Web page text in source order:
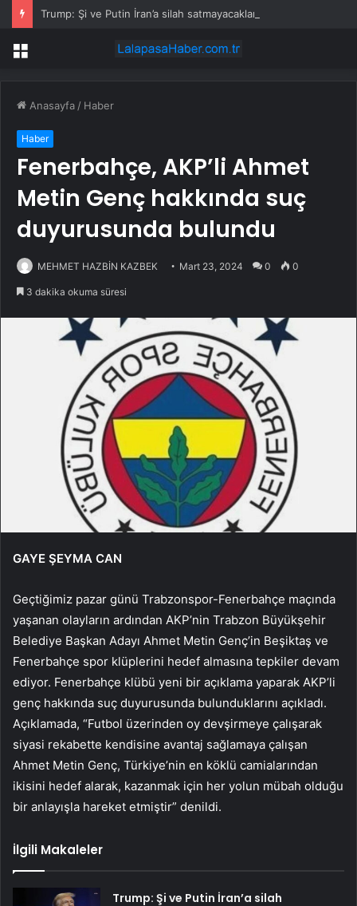
Trump: Şi ve Putin İran’a silah satmayacaklarını söyledi
Menü
Anasayfa / Haber
Haber
Fenerbahçe, AKP’li Ahmet
Metin Genç hakkında suç
duyurusunda bulundu
MEHMET HAZBİN KAZBEK Mart 23, 2024 0 0
3 dakika okuma süresi
GAYE ŞEYMA CAN
Geçtiğimiz pazar günü Trabzonspor-Fenerbahçe maçında
yaşanan olayların ardından AKP’nin Trabzon Büyükşehir
Belediye Başkan Adayı Ahmet Metin Genç’in Beşiktaş ve
Fenerbahçe spor klüplerini hedef almasına tepkiler devam
ediyor. Fenerbahçe klübü yeni bir açıklama yaparak AKP’li
genç hakkında suç duyurusunda bulunduklarını açıkladı.
Açıklamada, “Futbol üzerinden oy devşirmeye çalışarak
siyasi rekabette kendisine avantaj sağlamaya çalışan
Ahmet Metin Genç, Türkiye’nin en köklü camialarından
ikisini hedef alarak, kazanmak için her yolun mübah olduğu
bir anlayışla hareket etmiştir” denildi.
İlgili Makaleler
Trump: Şi ve Putin İran’a silah